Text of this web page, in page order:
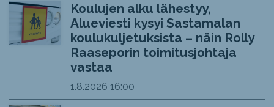
Koulujen alku lähestyy,
Alueviesti kysyi Sastamalan
koulukuljetuksista – näin Rolly
Raaseporin toimitusjohtaja
vastaa
1.8.2026 16:00